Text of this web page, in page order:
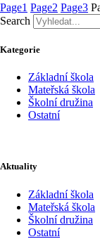
Page1 Page2 Page3
Search
Kategorie
Základní škola
Mateřská škola
Školní družina
Ostatní
Aktuality
Základní škola
Mateřská škola
Školní družina
Ostatní